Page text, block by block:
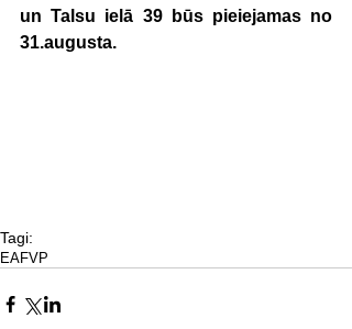
un Talsu ielā 39 būs pieiejamas no
31.augusta.
Tagi:
EAFVP